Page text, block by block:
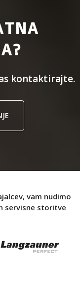
kontaktirajte.
vam nudimo
servisne storitve